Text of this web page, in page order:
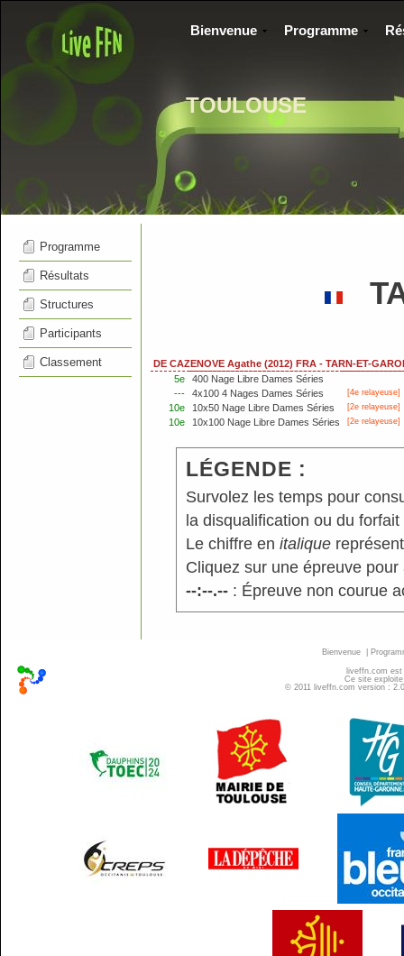
TOULOUSE
Bienvenue Programme
Programme
Résultats
Structures
Participants
Classement
DE CAZENOVE Agathe (2012) FRA - TARN-ET-
5e
400 Nage Libre Dames Séries
---
4x100 4 Nages Dames Séries [4e relayeuse]
10e 10x50 Nage Libre Dames Séries [2e relayeuse]
10e 10x100 Nage Libre Dames Séries [2e relayeuse]
LÉGENDE :
Survolez les temps pour
la disqualification ou du forfait
Le chiffre en italique
Cliquez sur une épreuve
--:--.--: Épreuve non courue
Bienvenue
liveffn.com
Ce site
© 2011 liveffn.com version :